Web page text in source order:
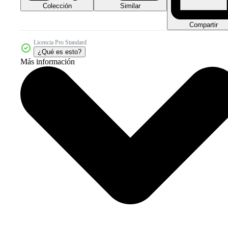
Colección Similar
Compartir
Licencia Pro Standard
¿Qué es esto?
Más información